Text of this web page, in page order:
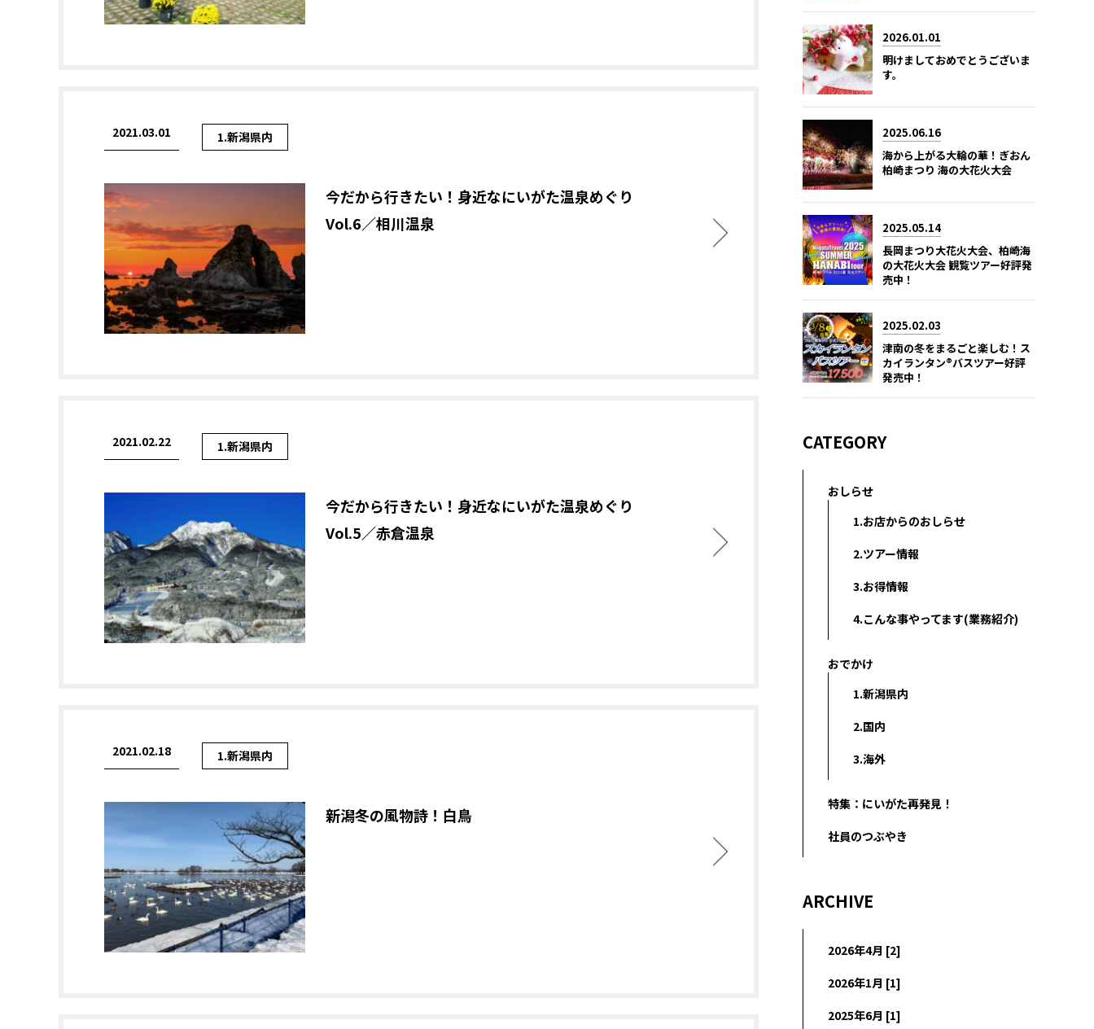
2021.03.01 1.新潟県内
今だから行きたい！身近なにいがた温泉めぐり
Vol.6／相川温泉
2021.02.22 1.新潟県内
今だから行きたい！身近なにいがた温泉めぐり
Vol.5／赤倉温泉
2021.02.18 1.新潟県内
新潟冬の風物詩！白鳥
2026.01.01
明けましておめでとうございま
す。
2025.06.16
海から上がる大輪の華！ぎおん
柏崎まつり 海の大花火大会
2025.05.14
長岡まつり大花火大会、柏崎海
の大花火大会 観覧ツアー好評発
売中！
2025.02.03
津南の冬をまるごと楽しむ！ス
カイランタン®バスツアー好評
発売中！
CATEGORY
おしらせ
1.お店からのおしらせ
2.ツアー情報
3.お得情報
4.こんな事やってます(業務紹介)
おでかけ
1.新潟県内
2.国内
3.海外
特集：にいがた再発見！
社員のつぶやき
ARCHIVE
2026年4月 [2]
2026年1月 [1]
2025年6月 [1]